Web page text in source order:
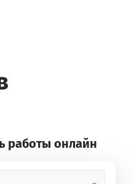
работы онлайн